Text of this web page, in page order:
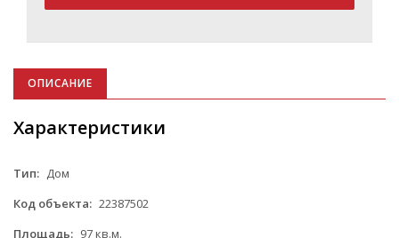
ОПИСАНИЕ
Характеристики
Тип: Дом
Код объекта: 22387502
Площадь: 97 кв.м.